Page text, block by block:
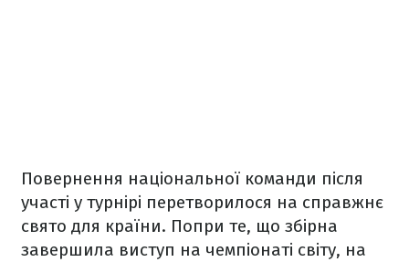
Повернення національної команди після
участі у турнірі перетворилося на справжнє
свято для країни. Попри те, що збірна
завершила виступ на чемпіонаті світу, на